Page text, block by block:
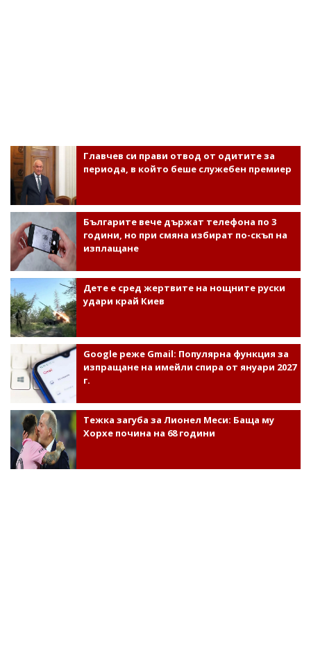
Главчев си прави отвод от одитите за
периода, в който беше служебен премиер
Българите вече държат телефона по 3
години, но при смяна избират по-скъп на
изплащане
Дете е сред жертвите на нощните руски
удари край Киев
Google реже Gmail: Популярна функция за
изпращане на имейли спира от януари 2027
г.
Тежка загуба за Лионел Меси: Баща му
Хорхе почина на 68 години